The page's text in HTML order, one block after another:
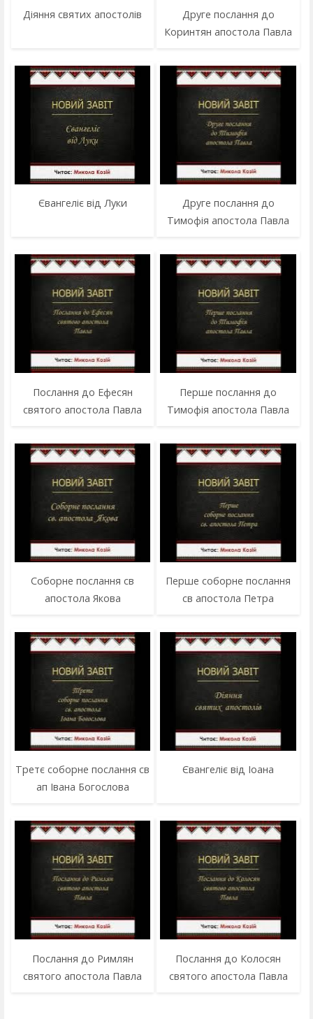
Діяння святих апостолів
Друге послання до
Коринтян апостола Павла
Євангеліє від Луки
Друге послання до
Тимофія апостола Павла
Послання до Ефесян
святого апостола Павла
Перше послання до
Тимофія апостола Павла
Соборне послання св
апостола Якова
Перше соборне послання
св апостола Петра
Третє соборне послання св
ап Івана Богослова
Євангеліє від Іоана
Послання до Римлян
святого апостола Павла
Послання до Колосян
святого апостола Павла